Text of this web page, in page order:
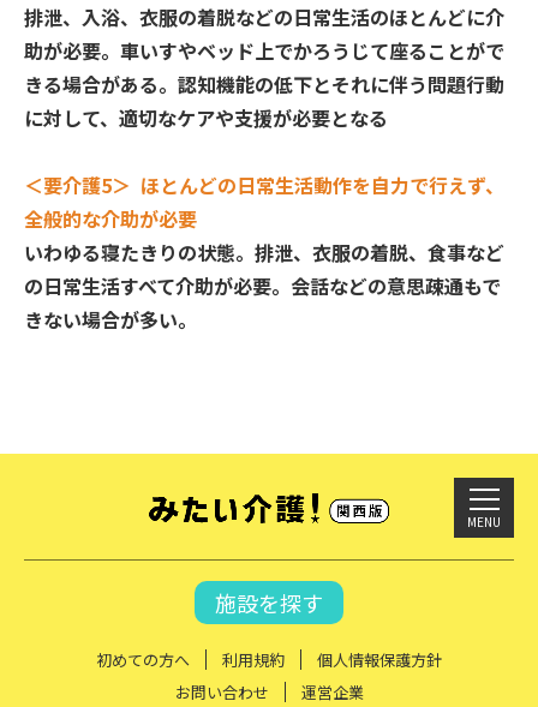
排泄、入浴、衣服の着脱などの日常生活のほとんどに介
助が必要。車いすやベッド上でかろうじて座ることがで
きる場合がある。認知機能の低下とそれに伴う問題行動
に対して、適切なケアや支援が必要となる
＜要介護5＞ ほとんどの日常生活動作を自力で行えず、
全般的な介助が必要
いわゆる寝たきりの状態。排泄、衣服の着脱、食事など
の日常生活すべて介助が必要。会話などの意思疎通もで
きない場合が多い。
MENU
施設を探す
初めての方へ 利用規約
個人情報保護方針
お問い合わせ
運営企業